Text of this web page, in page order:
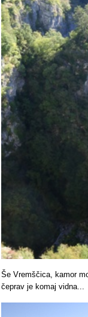
Še Vremščica, kamor
čeprav je komaj vidna...